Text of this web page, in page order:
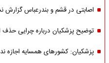
اصابتی در قشم و بندرعباس گزارش نشده
توضیح پزشکیان درباره چرایی حذف
پزشکیان: کشورهای همسایه اجازه